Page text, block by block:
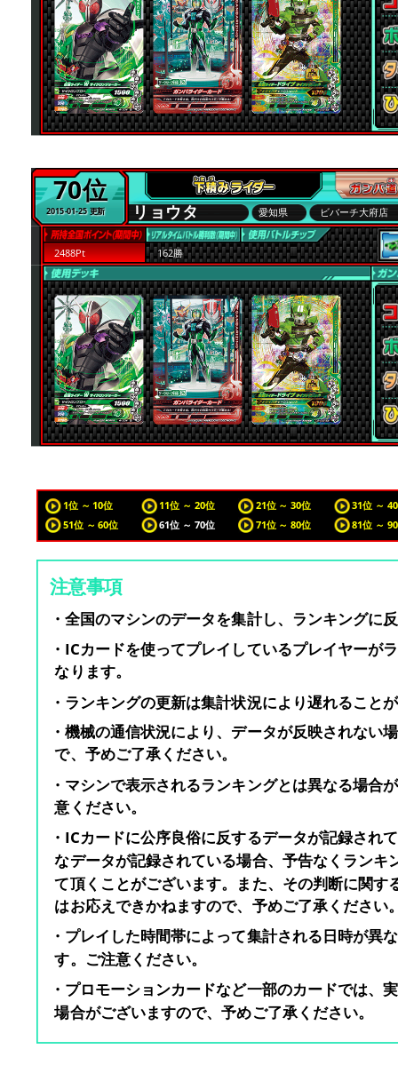
70位
2015-01-25 更新 リョウタ 愛知県 ビバーチ大府店
2488Pt 162勝
1位 ～ 10位 11位 ～ 20位 21位 ～ 30位
31位 ～
51位 ～ 60位
61位 ～ 70位 71位 ～ 80位 81位 ～
注意事項
・全国のマシンのデータを集計し、ランキングに
・ICカードを使ってプレイしているプレイヤーが
なります。
・ランキングの更新は集計状況により遅れること
・機械の通信状況により、データが反映されない
で、予めご了承ください。
・マシンで表示されるランキングとは異なる場合
意ください。
・ICカードに公序良俗に反するデータが記録され
なデータが記録されている場合、予告なくランキ
て頂くことがございます。また、その判断に関す
はお応えできかねますので、予めご了承ください
・プレイした時間帯によって集計される日時が異
す。ご注意ください。
・プロモーションカードなど一部のカードでは、
場合がございますので、予めご了承ください。